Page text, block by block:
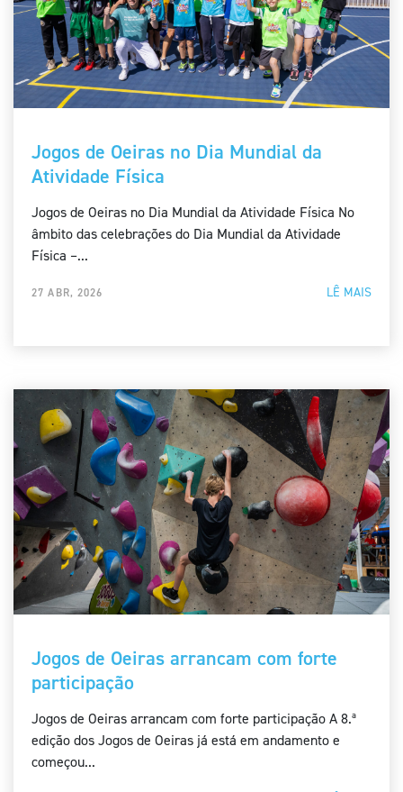
Jogos de Oeiras no Dia Mundial da
Atividade Física
Jogos de Oeiras no Dia Mundial da Atividade Física No
âmbito das celebrações do Dia Mundial da Atividade
Física –...
LÊ MAIS
27 ABR, 2026
Jogos de Oeiras arrancam com forte
participação
Jogos de Oeiras arrancam com forte participação A 8.ª
edição dos Jogos de Oeiras já está em andamento e
começou...